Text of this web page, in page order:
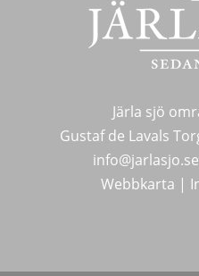
Järla sjö
Gustaf de Lavals
info@jarlasjo.se
Webbkarta |